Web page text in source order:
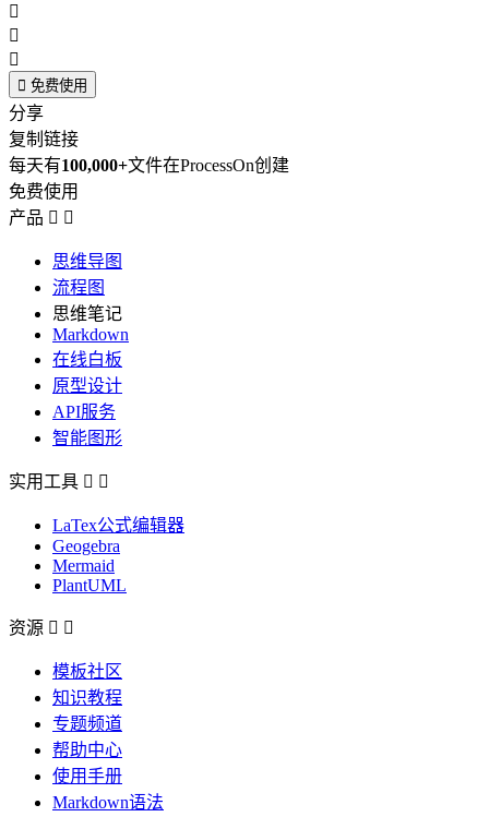



 免费使用
分享
复制链接
每天有100,000+文件在ProcessOn创建
免费使用
产品  
思维导图
流程图
思维笔记
Markdown
在线白板
原型设计
API服务
智能图形
实用工具  
LaTex公式编辑器
Geogebra
Mermaid
PlantUML
资源  
模板社区
知识教程
专题频道
帮助中心
使用手册
Markdown语法